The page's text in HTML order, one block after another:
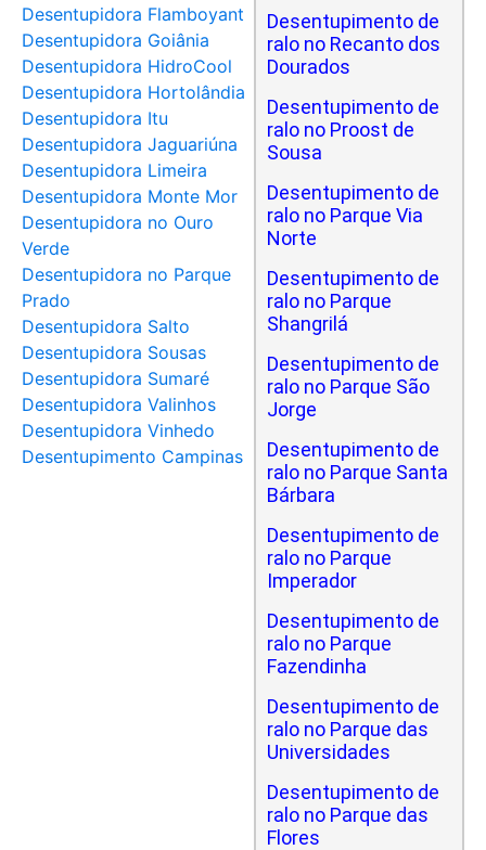
Desentupidora Flamboyant
Desentupidora Goiânia
Desentupidora HidroCool
Desentupidora Hortolândia
Desentupidora Itu
Desentupidora Jaguariúna
Desentupidora Limeira
Desentupidora Monte Mor
Desentupidora no Ouro
Verde
Desentupidora no Parque
Prado
Desentupidora Salto
Desentupidora Sousas
Desentupidora Sumaré
Desentupidora Valinhos
Desentupidora Vinhedo
Desentupimento Campinas
Desentupimento de
ralo no Recanto dos
Dourados
Desentupimento de
ralo no Proost de
Sousa
Desentupimento de
ralo no Parque Via
Norte
Desentupimento de
ralo no Parque
Shangrilá
Desentupimento de
ralo no Parque São
Jorge
Desentupimento de
ralo no Parque Santa
Bárbara
Desentupimento de
ralo no Parque
Imperador
Desentupimento de
ralo no Parque
Fazendinha
Desentupimento de
ralo no Parque das
Universidades
Desentupimento de
ralo no Parque das
Flores